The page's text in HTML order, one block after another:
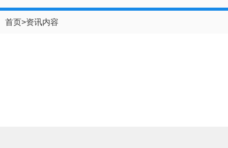
首页>资讯内容